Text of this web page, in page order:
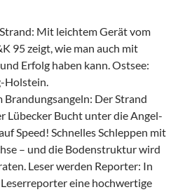
Mit leichtem Gerät vom
95 zeigt, wie man auch mit
Erfolg haben kann. Ostsee:
Holstein.
Der Strand
Lübecker Bucht unter die Angel-
Speed! Schnelles Schleppen mit
– und die Bodenstruktur wird
Leser werden Reporter: In
eine hochwertige